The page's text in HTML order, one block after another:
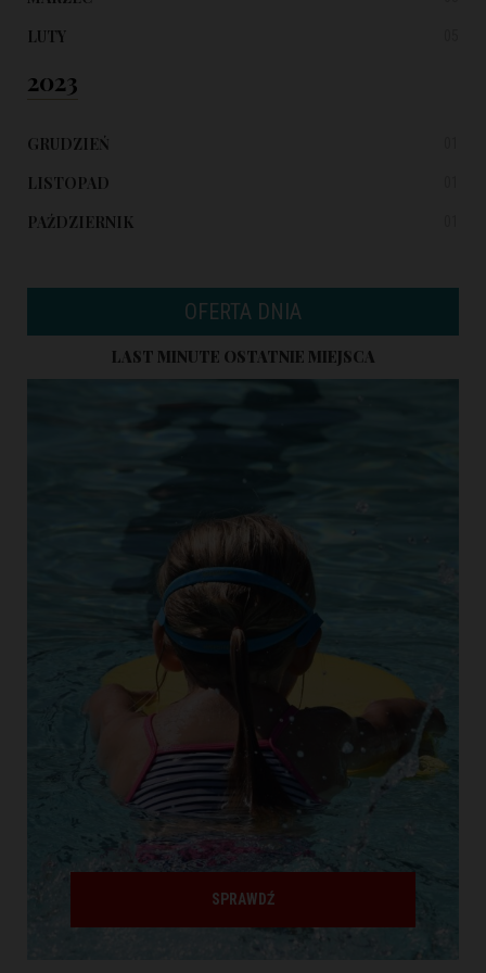
LUTY
2023
GRUDZIEŃ
LISTOPAD
PAŹDZIERNIK
OFERTA DNIA
LAST MINUTE OSTATNIE MIEJSCA
SPRAWDŹ